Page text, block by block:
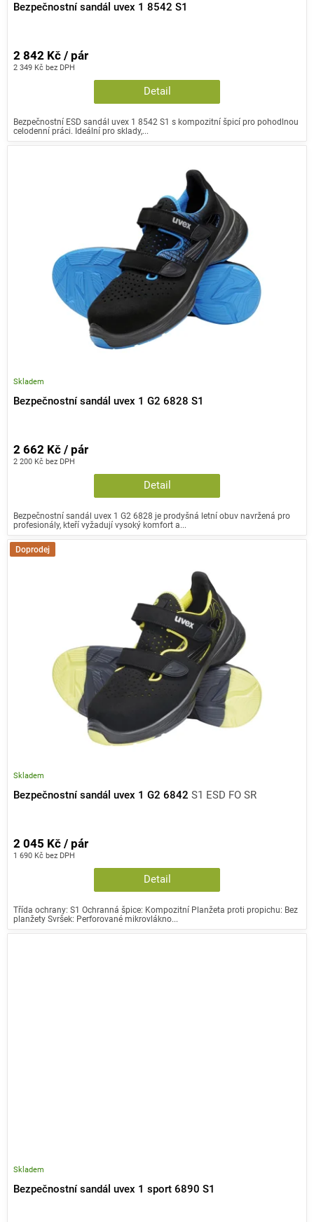
Bezpečnostní sandál uvex 1 8542 S1
2 349 Kč bez DPH
2 842 Kč / pár
Detail
Bezpečnostní ESD sandál uvex 1 8542 S1 s kompozitní špicí pro pohodlnou
celodenní práci. Ideální pro sklady,...
Bezpečnostní sandál uvex 1 G2 6828 S1
Skladem
2 200 Kč bez DPH
2 662 Kč / pár
Detail
Bezpečnostní sandál uvex 1 G2 6828 je prodyšná letní obuv navržená pro
profesionály, kteří vyžadují vysoký komfort a...
Doprodej
Bezpečnostní sandál uvex 1 G2 6842 S1 ESD FO SR
Skladem
1 690 Kč bez DPH
2 045 Kč / pár
Detail
Třída ochrany: S1 Ochranná špice: Kompozitní Planžeta proti propichu: Bez
planžety Svršek: Perforované mikrovlákno...
Bezpečnostní sandál uvex 1 sport 6890 S1
Skladem